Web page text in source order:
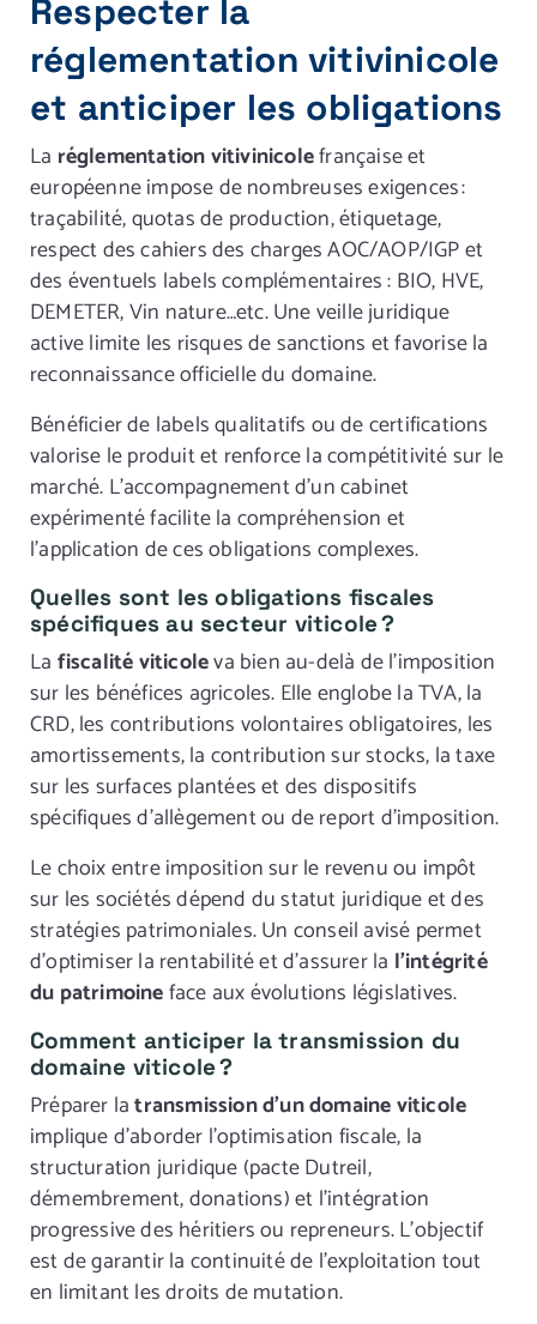
Respecter la
réglementation vitivinicole
et anticiper les obligations
La réglementation vitivinicolefrançaise et
européenne impose de nombreuses exigences :
traçabilité, quotas de production, étiquetage,
respect des cahiers des charges AOC/AOP/IGP et
des éventuels labels complémentaires : BIO, HVE,
DEMETER, Vin nature…etc. Une veille juridique
active limite les risques de sanctions et favorise la
reconnaissance officielle du domaine.
Bénéficier de labels qualitatifs ou de certifications
valorise le produit et renforce la compétitivité sur le
marché. L’accompagnement d’un cabinet
expérimenté facilite la compréhension et
l’application de ces obligations complexes.
Quelles sont les obligations fiscales
spécifiques au secteur viticole ?
La fiscalité viticoleva bien au-delà de l’imposition
sur les bénéfices agricoles. Elle englobe la TVA, la
CRD, les contributions volontaires obligatoires, les
amortissements, la contribution sur stocks, la taxe
sur les surfaces plantées et des dispositifs
spécifiques d’allègement ou de report d’imposition.
Le choix entre imposition sur le revenu ou impôt
sur les sociétés dépend du statut juridique et des
stratégies patrimoniales. Un conseil avisé permet
d’optimiser la rentabilité et d’assurer la l’intégrité
du patrimoineface aux évolutions législatives.
Comment anticiper la transmission du
domaine viticole ?
Préparer latransmission d’un domaine viticole
implique d’aborder l’optimisation fiscale, la
structuration juridique (pacte Dutreil,
démembrement, donations) et l’intégration
progressive des héritiers ou repreneurs. L’objectif
est de garantir la continuité de l’exploitation tout
en limitant les droits de mutation.